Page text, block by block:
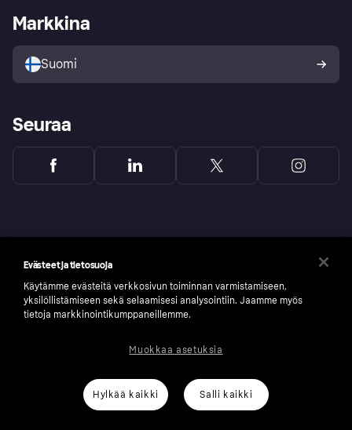
Tutustu kauppoihin
Ostajan turva
Kirjaudu sisään yrityksenä
Markkina
Suomi
Seuraa
number: 556737-0431
Klarnan evästeselosteKlarna.com
Evästeet ja tietosuoja
Käytämme evästeitä verkkosivun toiminnan varmistamiseen,
yksilöllistämiseen sekä selaamisesi analysointiin. Jaamme myös
tietoja markkinointikumppaneillemme.
Hylkää kaikki Salli kaikki
Muokkaa asetuksia